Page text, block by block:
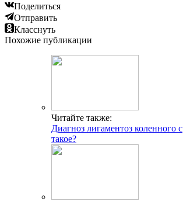
Поделиться
Отправить
Класснуть
Похожие публикации
Читайте также:
Диагноз лигаментоз коленного
такое?